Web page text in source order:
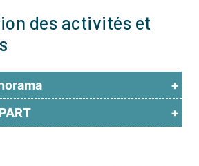
des activités et